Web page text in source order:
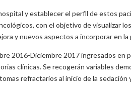
y establecer el perfil de estos
con el objetivo de visualizar
y nuevos aspectos a incorporar en la
2016-Diciembre 2017 ingresados
clínicas. Se recogerán variables
refractarios al inicio de la